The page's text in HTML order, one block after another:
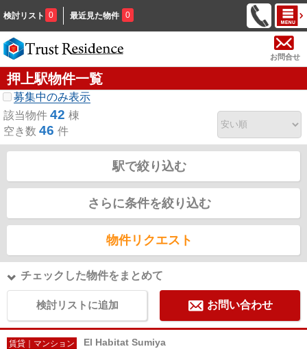
検討リスト 0 最近見た物件 0
お問合せ
押上駅物件一覧
募集中のみ表示
該当物件 42 棟
空き数 46 件
駅で絞り込む
さらに条件を絞り込む
物件リクエスト
チェックした物件をまとめて
検討リストに追加 お問い合わせ
賃貸｜マンション El Habitat Sumiya